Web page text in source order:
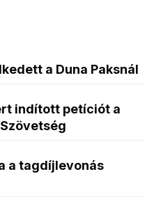
a Duna Paksnál
indított petíciót a
a tagdíjlevonás